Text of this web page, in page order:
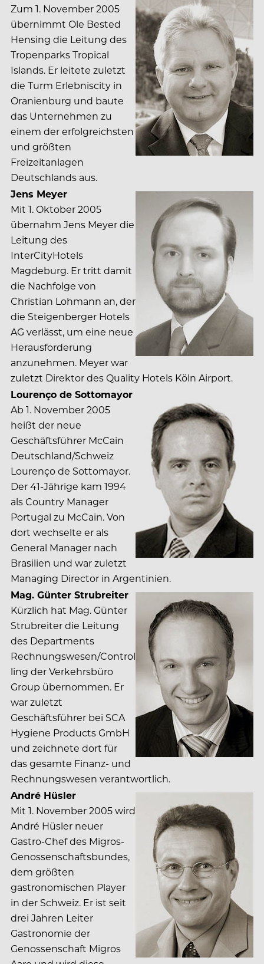
Zum 1. November 2005
übernimmt Ole Bested
Hensing die Leitung des
Tropenparks Tropical
Islands. Er leitete zuletzt
die Turm Erlebniscity in
Oranienburg und baute
das Unternehmen zu
einem der erfolgreichsten
und größten
Freizeitanlagen
Deutschlands aus.
Jens Meyer
Mit 1. Oktober 2005
übernahm Jens Meyer die
Leitung des
InterCityHotels
Magdeburg. Er tritt damit
die Nachfolge von
Christian Lohmann an, der
die Steigenberger Hotels
AG verlässt, um eine neue
Herausforderung
anzunehmen. Meyer war
zuletzt Direktor des Quality Hotels Köln Airport.
Lourenço de Sottomayor
Ab 1. November 2005
heißt der neue
Geschäftsführer McCain
Deutschland/Schweiz
Lourenço de Sottomayor.
Der 41-Jährige kam 1994
als Country Manager
Portugal zu McCain. Von
dort wechselte er als
General Manager nach
Brasilien und war zuletzt
Managing Director in Argentinien.
Mag. Günter Strubreiter
Kürzlich hat Mag. Günter
Strubreiter die Leitung
des Departments
Rechnungswesen/Control
ling der Verkehrsbüro
Group übernommen. Er
war zuletzt
Geschäftsführer bei SCA
Hygiene Products GmbH
und zeichnete dort für
das gesamte Finanz- und
Rechnungswesen verantwortlich.
André Hüsler
Mit 1. November 2005 wird
André Hüsler neuer
Gastro-Chef des Migros-
Genossenschaftsbundes,
dem größten
gastronomischen Player
in der Schweiz. Er ist seit
drei Jahren Leiter
Gastronomie der
Genossenschaft Migros